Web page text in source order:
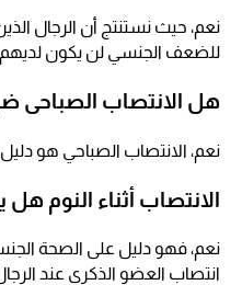
نعم، حيث نستنتج أن الرجال
للضعف الجنسي لن يكون
هل الانتصاب الصباحى
نعم، الانتصاب الصباحي هو
الانتصاب أثناء النوم
نعم، فهو دليل على الصحة
انتصاب العضو الذكري عند